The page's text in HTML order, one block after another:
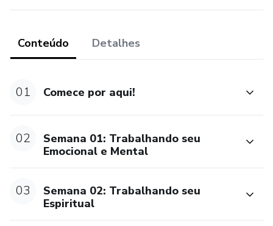
Conteúdo Detalhes
01 Comece por aqui!
02
Semana 01: Trabalhando seu
Emocional e Mental
03
Semana 02: Trabalhando seu
Espiritual